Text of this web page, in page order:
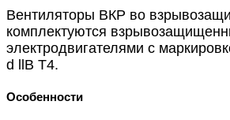
Вентиляторы ВКР во
комплектуются
электродвигателями с
d llВ Т4.
Особенности